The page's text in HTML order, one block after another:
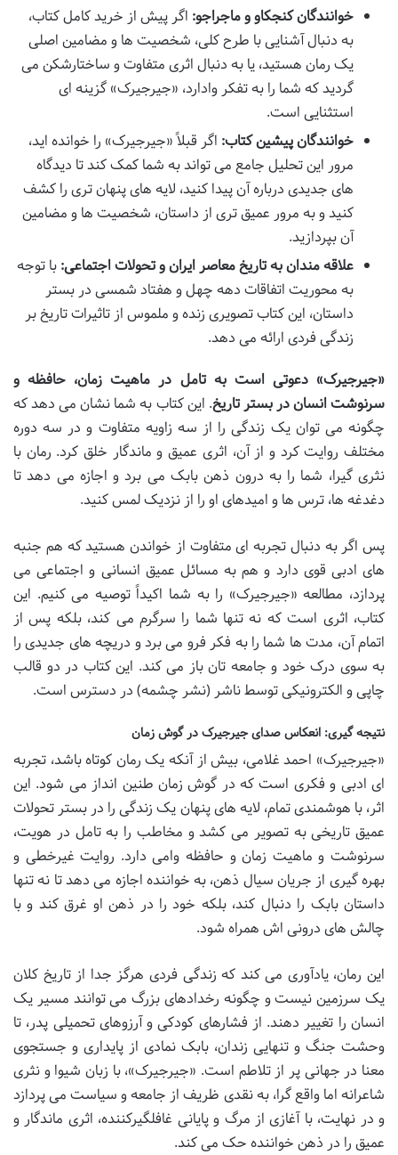
خوانندگان کنجکاو و ماجراجو: اگر پیش از خرید کامل کتاب،
به دنبال آشنایی با طرح کلی، شخصیت ها و مضامین اصلی
یک رمان هستید، یا به دنبال اثری متفاوت و ساختارشکن می
گردید که شما را به تفکر وادارد، «جیرجیرک» گزینه ای
استثنایی است.
خوانندگان پیشین کتاب: اگر قبلاً «جیرجیرک» را خوانده اید،
مرور این تحلیل جامع می تواند به شما کمک کند تا دیدگاه
های جدیدی درباره آن پیدا کنید، لایه های پنهان تری را کشف
کنید و به مرور عمیق تری از داستان، شخصیت ها و مضامین
آن بپردازید.
علاقه مندان به تاریخ معاصر ایران و تحولات اجتماعی: با توجه
به محوریت اتفاقات دهه چهل و هفتاد شمسی در بستر
داستان، این کتاب تصویری زنده و ملموس از تاثیرات تاریخ بر
زندگی فردی ارائه می دهد.
«جیرجیرک» دعوتی است به تامل در ماهیت زمان، حافظه و
سرنوشت انسان در بستر تاریخ. این کتاب به شما نشان می دهد که
چگونه می توان یک زندگی را از سه زاویه متفاوت و در سه دوره
مختلف روایت کرد و از آن، اثری عمیق و ماندگار خلق کرد. رمان با
نثری گیرا، شما را به درون ذهن بابک می برد و اجازه می دهد تا
دغدغه ها، ترس ها و امیدهای او را از نزدیک لمس کنید.
پس اگر به دنبال تجربه ای متفاوت از خواندن هستید که هم جنبه
های ادبی قوی دارد و هم به مسائل عمیق انسانی و اجتماعی می
پردازد، مطالعه «جیرجیرک» را به شما اکیداً توصیه می کنیم. این
کتاب، اثری است که نه تنها شما را سرگرم می کند، بلکه پس از
اتمام آن، مدت ها شما را به فکر فرو می برد و دریچه های جدیدی را
به سوی درک خود و جامعه تان باز می کند. این کتاب در دو قالب
چاپی و الکترونیکی توسط ناشر (نشر چشمه) در دسترس است.
نتیجه گیری: انعکاس صدای جیرجیرک در گوش زمان
«جیرجیرک» احمد غلامی، بیش از آنکه یک رمان کوتاه باشد، تجربه
ای ادبی و فکری است که در گوش زمان طنین انداز می شود. این
اثر، با هوشمندی تمام، لایه های پنهان یک زندگی را در بستر تحولات
عمیق تاریخی به تصویر می کشد و مخاطب را به تامل در هویت،
سرنوشت و ماهیت زمان و حافظه وامی دارد. روایت غیرخطی و
بهره گیری از جریان سیال ذهن، به خواننده اجازه می دهد تا نه تنها
داستان بابک را دنبال کند، بلکه خود را در ذهن او غرق کند و با
چالش های درونی اش همراه شود.
این رمان، یادآوری می کند که زندگی فردی هرگز جدا از تاریخ کلان
یک سرزمین نیست و چگونه رخدادهای بزرگ می توانند مسیر یک
انسان را تغییر دهند. از فشارهای کودکی و آرزوهای تحمیلی پدر، تا
وحشت جنگ و تنهایی زندان، بابک نمادی از پایداری و جستجوی
معنا در جهانی پر از تلاطم است. «جیرجیرک»، با زبان شیوا و نثری
شاعرانه اما واقع گرا، به نقدی ظریف از جامعه و سیاست می پردازد
و در نهایت، با آغازی از مرگ و پایانی غافلگیرکننده، اثری ماندگار و
عمیق را در ذهن خواننده حک می کند.